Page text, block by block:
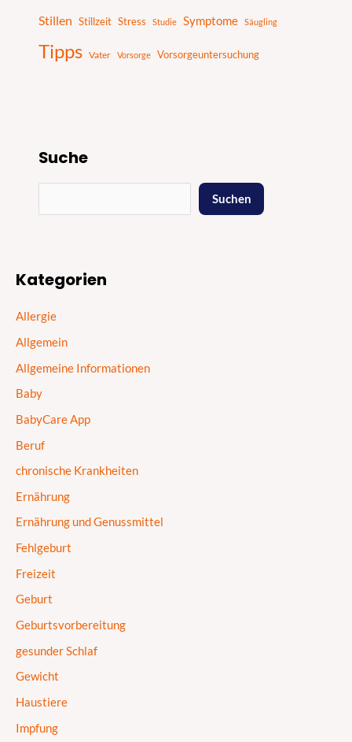
Stillen Stillzeit Stress Studie Symptome Säugling
Tipps Vater Vorsorge Vorsorgeuntersuchung
Suche
Suchen
Kategorien
Allergie
Allgemein
Allgemeine Informationen
Baby
BabyCare App
Beruf
chronische Krankheiten
Ernährung
Ernährung und Genussmittel
Fehlgeburt
Freizeit
Geburt
Geburtsvorbereitung
gesunder Schlaf
Gewicht
Haustiere
Impfung